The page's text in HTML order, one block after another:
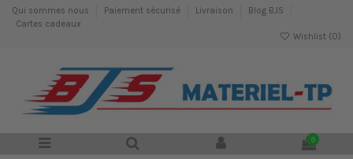
Qui sommes nous Paiement sécurisé Livraison
Blog BJS
Cartes cadeaux
Wishlist (0)
0